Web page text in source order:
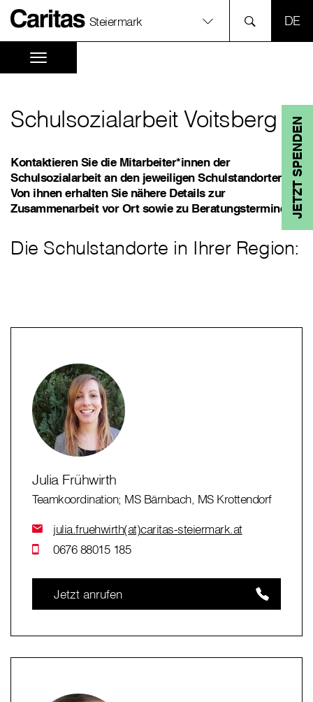
Steiermark
JETZT SPENDEN
Schulsozialarbeit Voitsberg
Kontaktieren Sie die Mitarbeiter*innen der
Schulsozialarbeit an den jeweiligen Schulstandorten.
Von ihnen erhalten Sie nähere Details zur
Zusammenarbeit vor Ort sowie zu Beratungsterminen.
Die Schulstandorte in Ihrer Region:
Julia Frühwirth
Teamkoordination; MS Bärnbach, MS Krottendorf
julia.fruehwirth(at)caritas-steiermark.at
0676 88015 185
Jetzt anrufen